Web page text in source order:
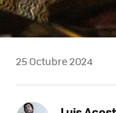
25 Octubre 2024